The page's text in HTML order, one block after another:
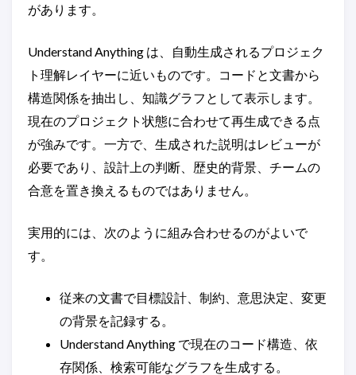
があります。
Understand Anything は、自動生成されるプロジェク
ト理解レイヤーに近いものです。コードと文書から
構造関係を抽出し、知識グラフとして表示します。
現在のプロジェクト状態に合わせて再生成できる点
が強みです。一方で、生成された説明はレビューが
必要であり、設計上の判断、歴史的背景、チームの
合意を置き換えるものではありません。
実用的には、次のように組み合わせるのがよいで
す。
従来の文書で目標設計、制約、意思決定、変更
の背景を記録する。
Understand Anything で現在のコード構造、依
存関係、検索可能なグラフを生成する。